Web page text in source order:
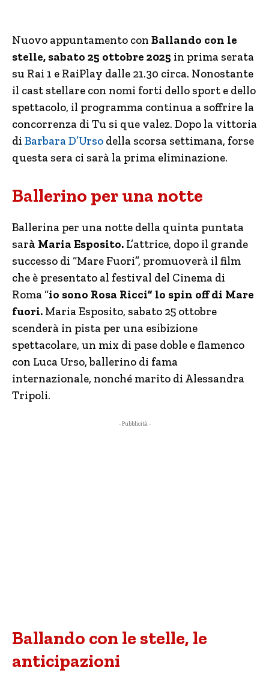
Nuovo appuntamento con Ballando con le
stelle, sabato 25 ottobre 2025 in prima serata
su Rai 1 e RaiPlay dalle 21.30 circa. Nonostante
il cast stellare con nomi forti dello sport e dello
spettacolo, il programma continua a soffrire la
concorrenza di Tu si que valez. Dopo la vittoria
di Barbara D’Urso della scorsa settimana, forse
questa sera ci sarà la prima eliminazione.
Ballerino per una notte
Ballerina per una notte della quinta puntata
sarà Maria Esposito. L’attrice, dopo il grande
successo di “Mare Fuori”, promuoverà il film
che è presentato al festival del Cinema di
Roma “io sono Rosa Ricci” lo spin off di Mare
fuori. Maria Esposito, sabato 25 ottobre
scenderà in pista per una esibizione
spettacolare, un mix di pase doble e flamenco
con Luca Urso, ballerino di fama
internazionale, nonché marito di Alessandra
Tripoli.
- Pubblicità -
Ballando con le stelle, le
anticipazioni